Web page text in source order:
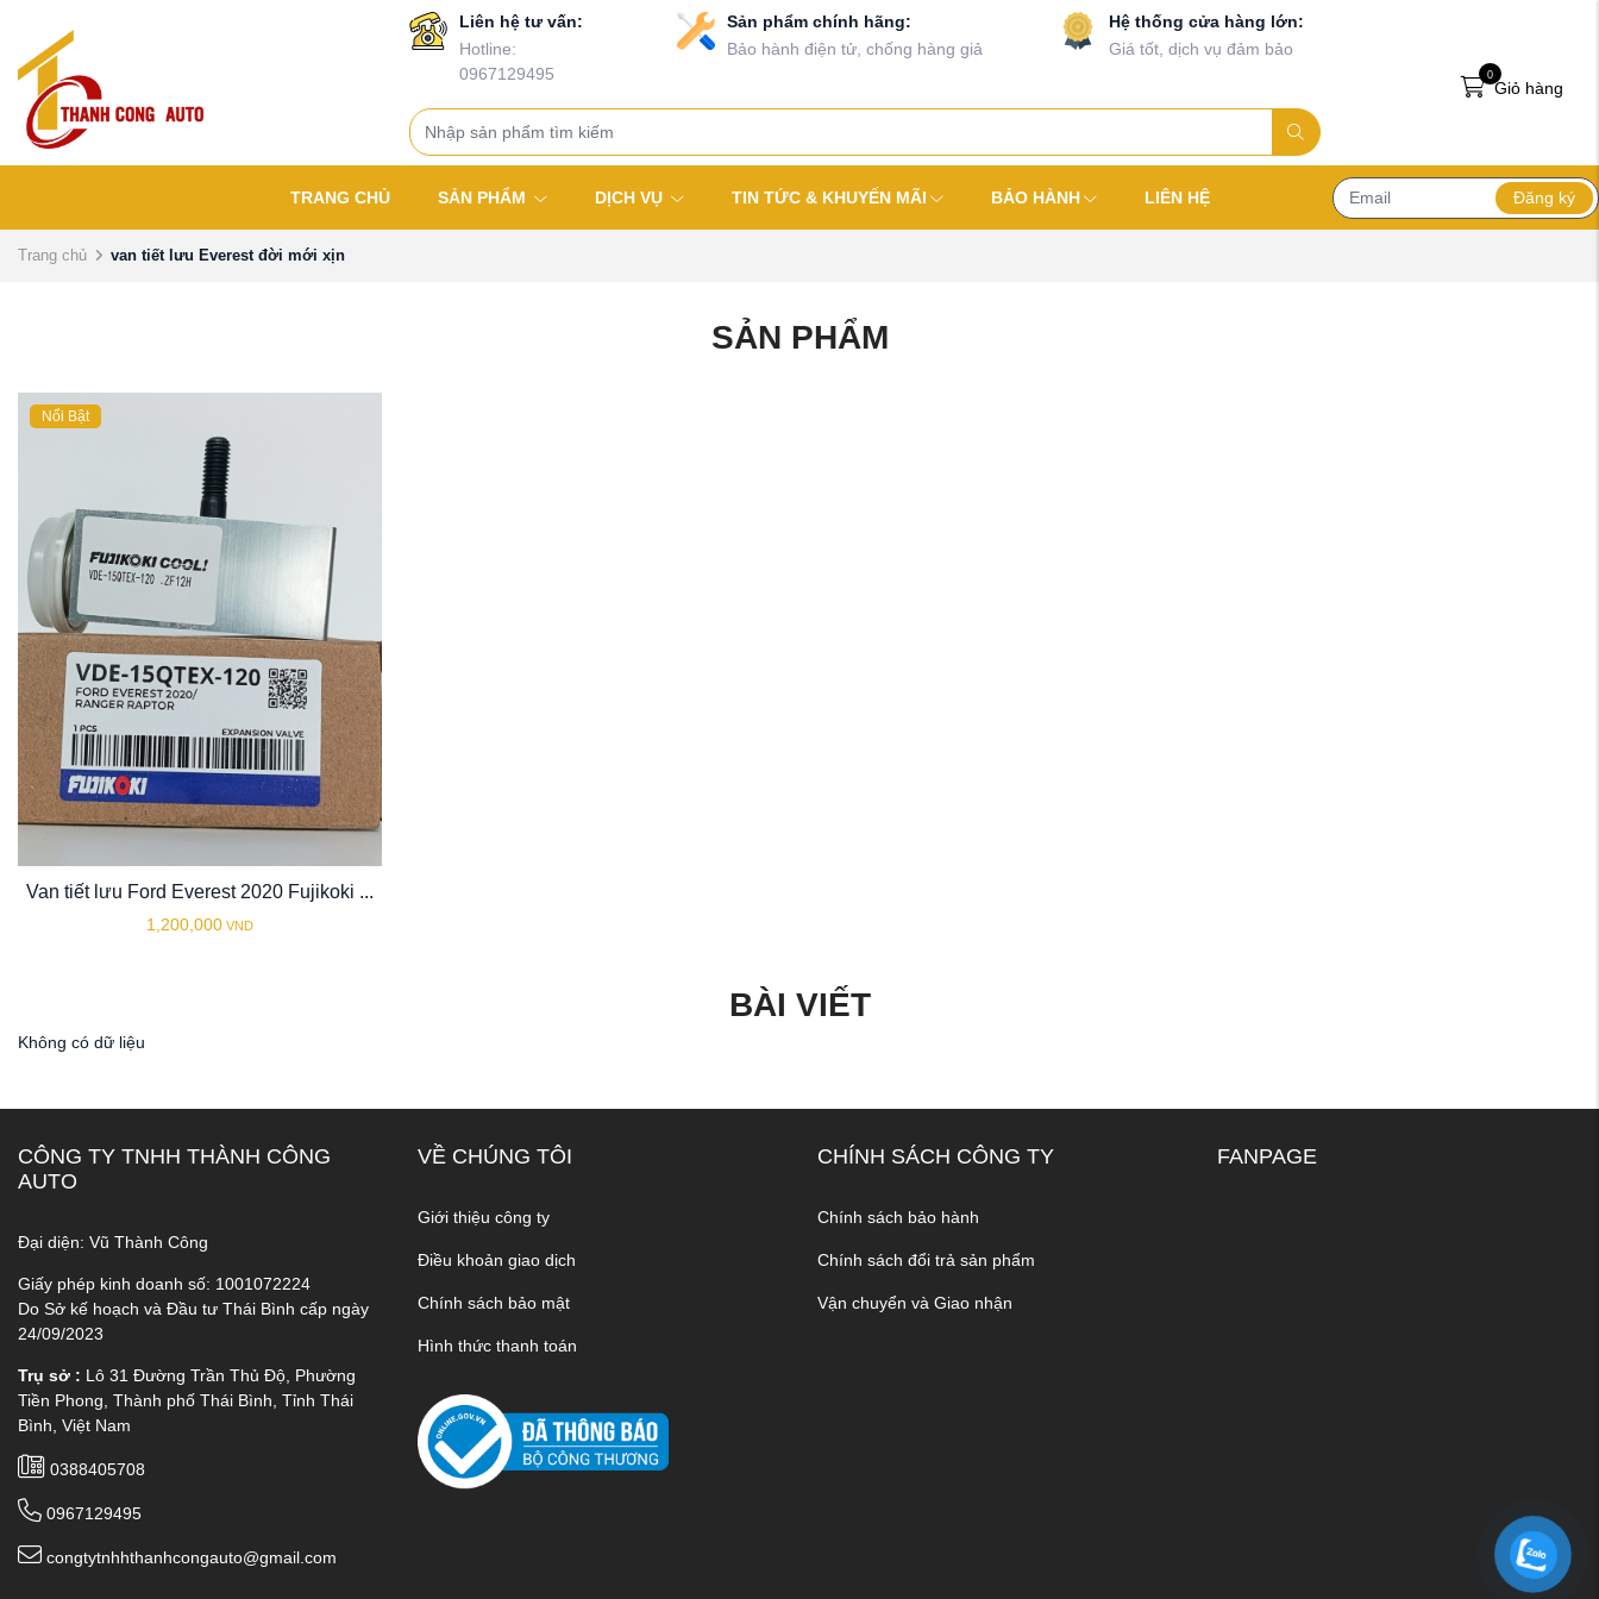
Liên hệ tư vấn:
Hotline:
0967129495
Sản phẩm chính hãng:
Bảo hành điện tử, chống hàng giả
Hệ thống cửa hàng lớn:
Giá tốt, dịch vụ đảm bảo
Giỏ hàng
0
TRANG CHỦ SẢN PHẨM DỊCH VỤ TIN TỨC & KHUYẾN MÃI BẢO HÀNH LIÊN HỆ Đăng ký
Trang chủ van tiết lưu Everest đời mới xịn
SẢN PHẨM
Nổi Bật
Van tiết lưu Ford Everest 2020 Fujikoki ...
1,200,000 VND
BÀI VIẾT
Không có dữ liệu
CÔNG TY TNHH THÀNH CÔNG
AUTO
Đại diện: Vũ Thành Công
Giấy phép kinh doanh số: 1001072224
Do Sở kế hoạch và Đầu tư Thái Bình cấp ngày
24/09/2023
Trụ sở : Lô 31 Đường Trần Thủ Độ, Phường
Tiền Phong, Thành phố Thái Bình, Tỉnh Thái
Bình, Việt Nam
0388405708
0967129495
congtytnhhthanhcongauto@gmail.com
VỀ CHÚNG TÔI
Giới thiệu công ty
Điều khoản giao dịch
Chính sách bảo mật
Hình thức thanh toán
CHÍNH SÁCH CÔNG TY
Chính sách bảo hành
Chính sách đổi trả sản phẩm
Vận chuyển và Giao nhận
FANPAGE